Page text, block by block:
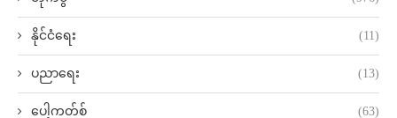
နိုင်ငံရေး (11)
ပညာရေး (13)
ပေါ့ကတ်စ် (63)